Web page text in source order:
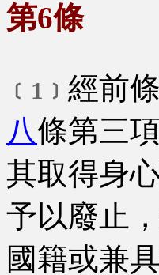
第6條
﹝1﹞ 經前
八條第三
其取得身
予以廢止
國籍或兼